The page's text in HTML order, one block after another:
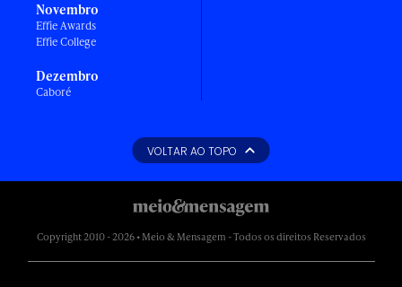
Novembro
Effie Awards
Effie College
Dezembro
Caboré
VOLTAR AO TOPO
Copyright 2010 - 2026 • Meio & Mensagem - Todos os direitos Reservados